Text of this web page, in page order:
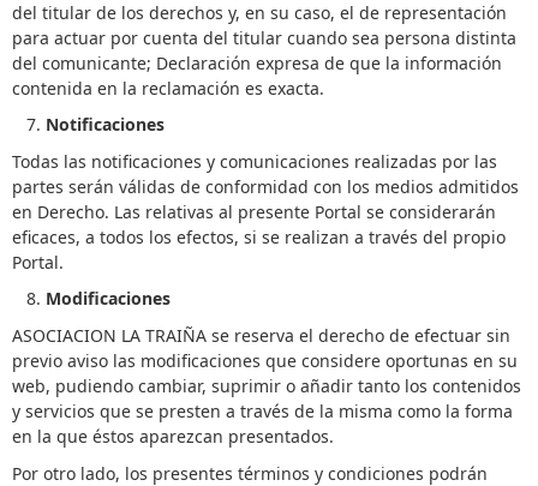
del titular de los derechos y, en su caso, el de representación
para actuar por cuenta del titular cuando sea persona distinta
del comunicante; Declaración expresa de que la información
contenida en la reclamación es exacta.
Notificaciones
Todas las notificaciones y comunicaciones realizadas por las
partes serán válidas de conformidad con los medios admitidos
en Derecho. Las relativas al presente Portal se considerarán
eficaces, a todos los efectos, si se realizan a través del propio
Portal.
Modificaciones
ASOCIACION LA TRAIÑA se reserva el derecho de efectuar sin
previo aviso las modificaciones que considere oportunas en su
web, pudiendo cambiar, suprimir o añadir tanto los contenidos
y servicios que se presten a través de la misma como la forma
en la que éstos aparezcan presentados.
Por otro lado, los presentes términos y condiciones podrán